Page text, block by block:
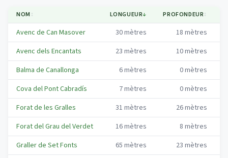
NOM ↕ LONGUEUR↓ PROFONDEUR↕
Avenc de Can Masover 30mètres 18 mètres
Avenc dels Encantats
23 mètres 10mètres
Balma de Canallonga
6mètres 0mètres
Cova del Pont Cabradís
7mètres 0mètres
Forat de les Gralles
31 mètres 26mètres
Forat del Grau del Verdet
16mètres 8 mètres
Graller de Set Fonts
65 mètres 23 mètres